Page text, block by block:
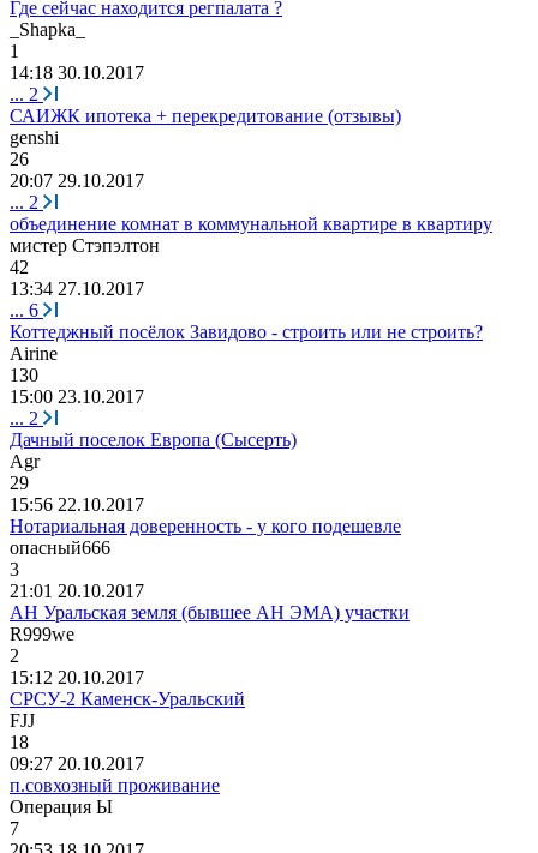
Где сейчас находится регпалата ?
_Shapka_
1
14:18 30.10.2017
... 2
САИЖК ипотека + перекредитование (отзывы)
genshi
26
20:07 29.10.2017
... 2
объединение комнат в коммунальной квартире в квартиру
мистер Стэпэлтон
42
13:34 27.10.2017
... 6
Коттеджный посёлок Завидово - строить или не строить?
Airine
130
15:00 23.10.2017
... 2
Дачный поселок Европа (Сысерть)
Agr
29
15:56 22.10.2017
Нотариальная доверенность - у кого подешевле
опасный666
3
21:01 20.10.2017
АН Уральская земля (бывшее АН ЭМА) участки
R999we
2
15:12 20.10.2017
СРСУ-2 Каменск-Уральский
FJJ
18
09:27 20.10.2017
п.совхозный проживание
Операция Ы
7